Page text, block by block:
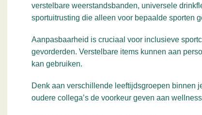
verstelbare weerstandsbanden, universele
sportuitrusting die alleen voor bepaalde sporten
Aanpasbaarheid is cruciaal voor inclusieve
gevorderden. Verstelbare items kunnen aan
kan gebruiken.
Denk aan verschillende leeftijdsgroepen binnen
oudere collega’s de voorkeur geven aan